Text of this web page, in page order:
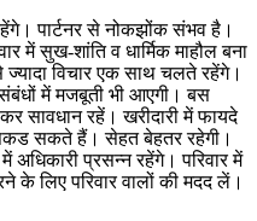
पार्टनर से नोकझोंक संभव है।
में सुख-शांति व धार्मिक माहौल बना
विचार एक साथ चलते रहेंगे।
संबंधों में मजबूती भी आएगी। बस
सावधान रहें। खरीदारी में फायदे
सकते हैं। सेहत बेहतर रहेगी।
प्रसन्न रहेंगे। परिवार में
के लिए परिवार वालों की मदद लें।